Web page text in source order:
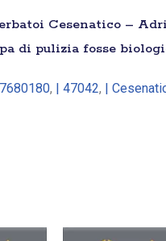
Cesenatico –
di pulizia fosse
, | 47042, |